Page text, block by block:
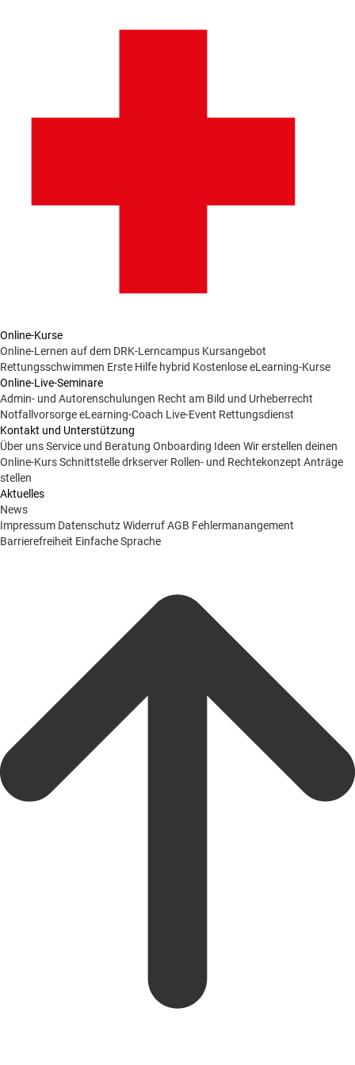
Online-Kurse
Online-Lernen auf dem DRK-Lerncampus Kursangebot
Rettungsschwimmen Erste Hilfe hybrid Kostenlose eLearning-Kurse
Online-Live-Seminare
Admin- und Autorenschulungen Recht am Bild und Urheberrecht
NotfallvorsorgeeLearning-Coach Live-Event Rettungsdienst
Kontakt und Unterstützung
Über unsService und Beratung Onboarding Ideen Wir erstellen deinen
Online-KursSchnittstelle drkserver Rollen- und Rechtekonzept Anträge
stellen
Aktuelles
News
Impressum DatenschutzWiderrufAGB Fehlermanangement
Barrierefreiheit Einfache Sprache